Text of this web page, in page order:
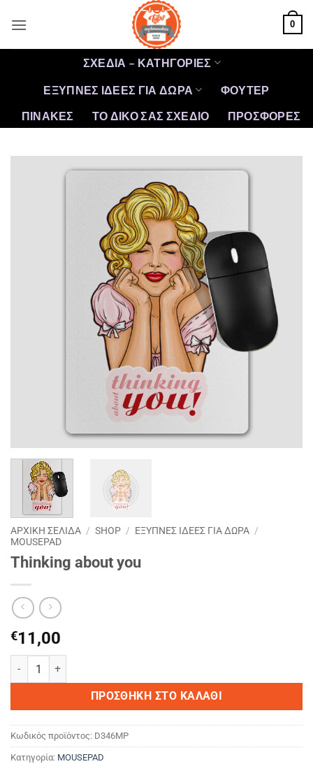
στο
0
ΣΧΕΔΙΑ – ΚΑΤΗΓΟΡΙΕΣ
ΕΞΥΠΝΕΣ ΙΔΕΕΣ ΓΙΑ ΔΩΡΑ
ΦΟΥΤΕΡ
ΠΙΝΑΚΕΣ
ΤΟ ΔΙΚΟ ΣΑΣ ΣΧΕΔΙΟ ΠΡΟΣΦΟΡΈΣ
ΑΡΧΙΚΉ ΣΕΛΊΔΑ / SHOP / ΕΞΥΠΝΕΣ ΙΔΕΕΣ ΓΙΑ ΔΩΡΑ /
MOUSEPAD
Thinking about you
€11,00
Thinking about you ποσότητα
ΠΡΟΣΘΉΚΗ ΣΤΟ ΚΑΛΆΘΙ
Κωδικός προϊόντος: D346MP
Κατηγορία: MOUSEPAD